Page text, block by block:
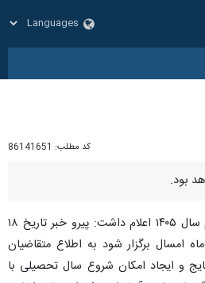
کد مطلب: 86141651
به گزارش گروه علمی ایرنا، سازمان سنجش آموزش کشور روز پنجشنبه با صدور اطلاعیه‌ای در خصوص زمان ثبت‌نام آزمون سراسری و دانشجو - معلم سال ۱۴۰۵ اعلام داشت: پیرو خبر تاریخ ۱۸
خاص کشور و عدم امکان برگزاری آزمون دانشجو - معلم سال ۱۴۰۵ که مقرر بود در تاریخ ۱۷ اردیبهشت‌ماه امسال برگزار شود به اطلاع متقاضیان
تا اعلام نتایج و ایجاد امکان شروع سال تحصیلی با